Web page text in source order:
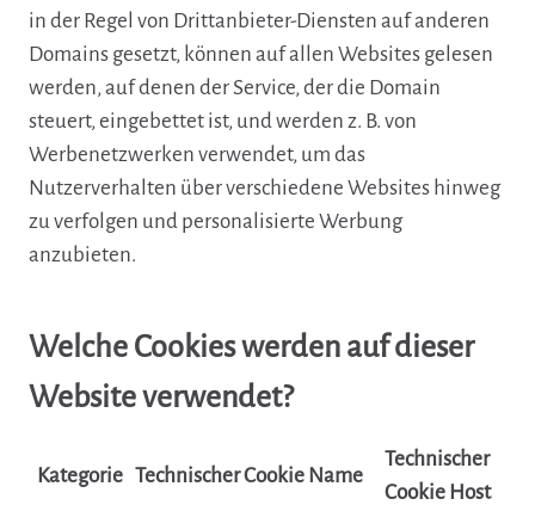
in der Regel von Drittanbieter-Diensten auf anderen
Domains gesetzt, können auf allen Websites gelesen
werden, auf denen der Service, der die Domain
steuert, eingebettet ist, und werden z. B. von
Werbenetzwerken verwendet, um das
Nutzerverhalten über verschiedene Websites hinweg
zu verfolgen und personalisierte Werbung
anzubieten.
Welche Cookies werden auf dieser
Website verwendet?
Kategorie Technischer Cookie Name
Technischer
Cookie Host